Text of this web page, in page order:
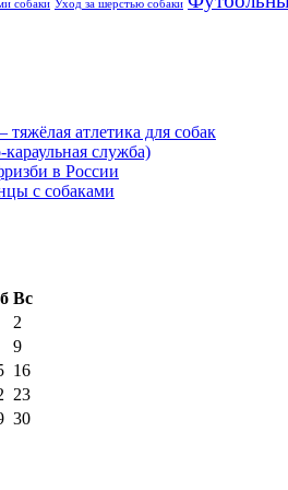
собаки Уход за шерстью собаки
тяжёлая атлетика для собак
служба)
в России
с собаками
Вс
2
9
16
23
30